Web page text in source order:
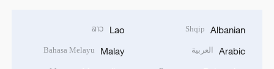
Albanian
Shqip
Arabic العربية
Lao
ລາວ
Malay
Bahasa Melayu